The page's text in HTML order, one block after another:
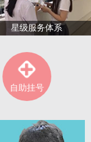
星级服务体系
自助挂号